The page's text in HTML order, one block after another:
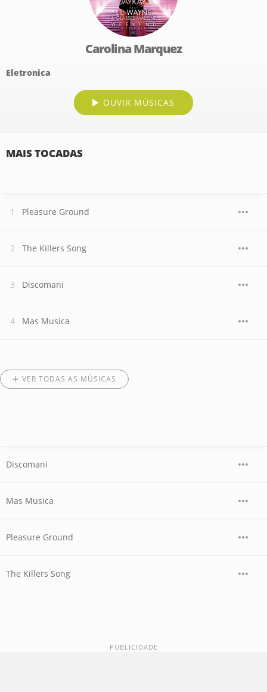
Carolina Marquez
Eletronica
OUVIR MÚSICAS
MAIS TOCADAS
Pleasure Ground
The Killers Song
Discomani
Mas Musica
VER TODAS AS MÚSICAS
Discomani
Mas Musica
Pleasure Ground
The Killers Song